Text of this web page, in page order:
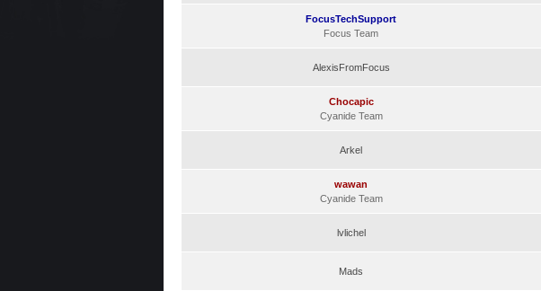
FocusTechSupport
Focus Team
AlexisFromFocus
Chocapic
Cyanide Team
Arkel
wawan
Cyanide Team
lvlichel
Mads